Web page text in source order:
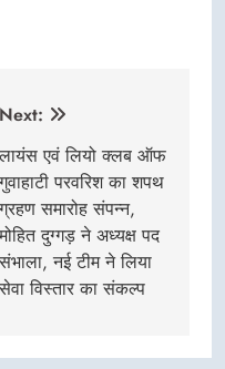
Next:
लायंस एवं लियो क्लब ऑफ
गुवाहाटी परवरिश का शपथ
ग्रहण समारोह संपन्न,
मोहित दुग्गड़ ने अध्यक्ष पद
संभाला, नई टीम ने लिया
सेवा विस्तार का संकल्प